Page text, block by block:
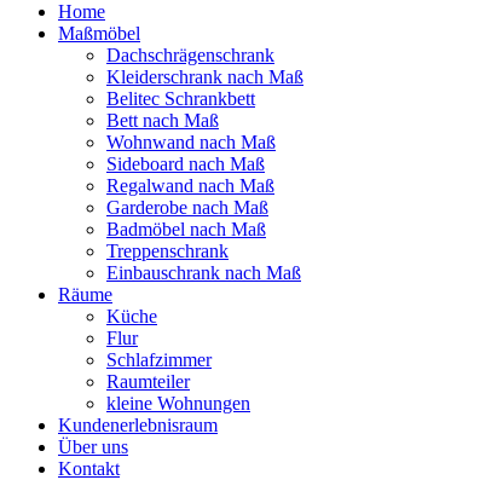
Home
Maßmöbel
Dachschrägenschrank
Kleiderschrank nach Maß
Belitec Schrankbett
Bett nach Maß
Wohnwand nach Maß
Sideboard nach Maß
Regalwand nach Maß
Garderobe nach Maß
Badmöbel nach Maß
Treppenschrank
Einbauschrank nach Maß
Räume
Küche
Flur
Schlafzimmer
Raumteiler
kleine Wohnungen
Kundenerlebnisraum
Über uns
Kontakt